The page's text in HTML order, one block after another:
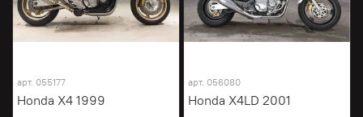
арт. 055177
Honda X4 1999
арт. 056080
Honda X4LD 2001